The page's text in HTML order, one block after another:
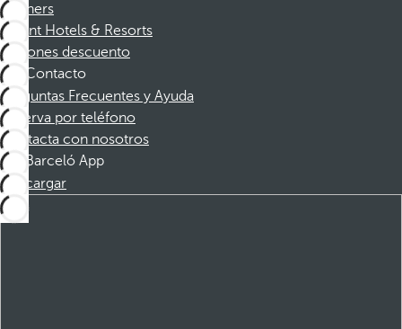
Partners
Dorint Hotels & Resorts
Cupones descuento
Contacto
Preguntas Frecuentes y Ayuda
Reserva por teléfono
Contacta con nosotros
Barceló App
Descargar